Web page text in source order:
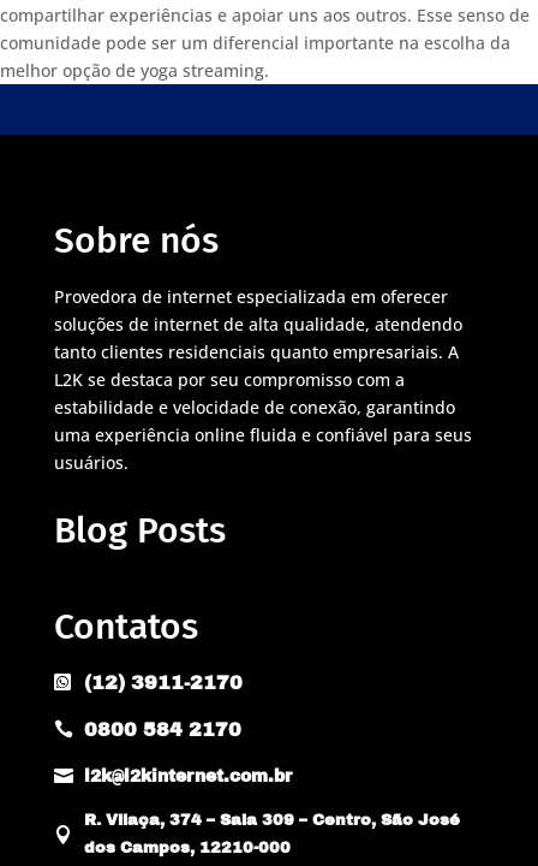
compartilhar experiências e apoiar uns aos outros. Esse senso de
comunidade pode ser um diferencial importante na escolha da
melhor opção de yoga streaming.
Sobre nós
Provedora de internet especializada em oferecer
soluções de internet de alta qualidade, atendendo
tanto clientes residenciais quanto empresariais. A
L2K se destaca por seu compromisso com a
estabilidade e velocidade de conexão, garantindo
uma experiência online fluida e confiável para seus
usuários.
Blog Posts
Contatos
 (12) 3911-2170
 0800 584 2170
 l2k@l2kinternet.com.br

R. Vilaça, 374 – Sala 309 – Centro, São José
dos Campos, 12210-000